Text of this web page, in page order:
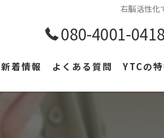
右脳活性化
080-4001-0418
新着情報 よくある質問 YTCの